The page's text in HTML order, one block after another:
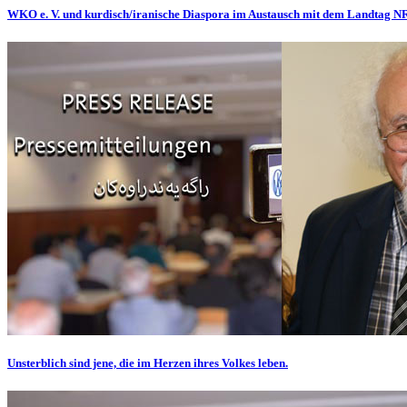
WKO e. V. und kurdisch/iranische Diaspora im Austausch mit dem Landtag
Unsterblich sind jene, die im Herzen ihres Volkes leben.